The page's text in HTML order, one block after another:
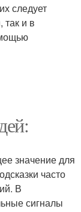
следует
так и в
значение для
часто
В
сигналы